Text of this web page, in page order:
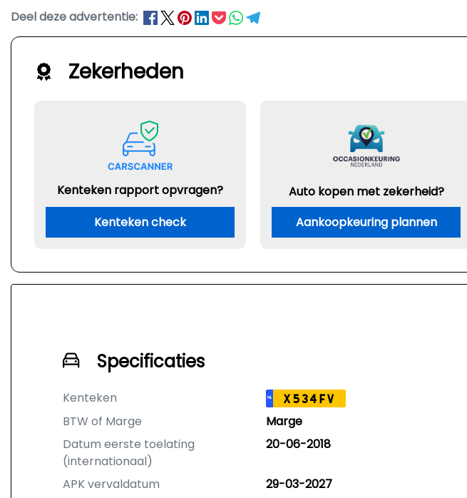
Deel deze advertentie:
Zekerheden
Kenteken rapport opvragen?
Kenteken check
Auto kopen met zekerheid?
Aankoopkeuring plannen
Specificaties
Kenteken NL X534FV
BTW of Marge
Marge
Datum eerste toelating
(internationaal)
20-06-2018
APK vervaldatum
29-03-2027